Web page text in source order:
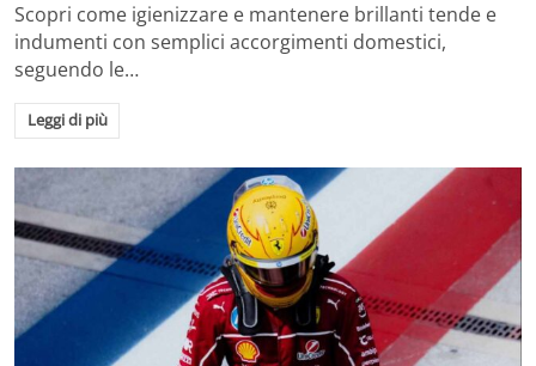
Scopri come igienizzare e mantenere brillanti tende e
indumenti con semplici accorgimenti domestici,
seguendo le…
Leggi di più